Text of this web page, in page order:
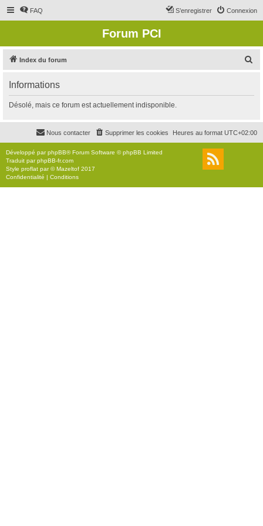
FAQ Connexion
S’enregistrer
Forum PCI
Index du forum
r
c
r
Informations
Désolé, mais ce forum est actuellement indisponible.
Heures au format UTC+02:00
Supprimer les cookies
Nous contacter
Développé parphpBB® Forum Software © phpBB Limited
Traduit parphpBB-fr.com
Style proflat par ©Mazeltof 2017
Confidentialité | Conditions